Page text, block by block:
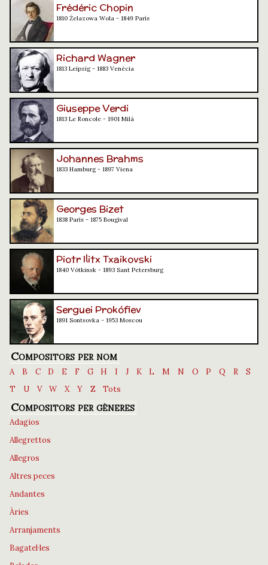
Frédéric Chopin
1810 Żelazowa Wola - 1849 París
Richard Wagner
1813 Leipzig - 1883 Venècia
Giuseppe Verdi
1813 Le Roncole - 1901 Milà
Johannes Brahms
1833 Hamburg - 1897 Viena
Georges Bizet
1838 París - 1875 Bougival
Piotr Ilitx Txaikovski
1840 Vótkinsk - 1893 Sant Petersburg
Serguei Prokófiev
1891 Sontsovka - 1953 Moscou
Compositors per nom
A B C D E F G H I J K L M N O P Q R
S
T
U V W X Y Z Tots
Compositors per gèneres
Adagios
Allegrettos
Allegros
Altres peces
Andantes
Àries
Arranjaments
Bagatel·les